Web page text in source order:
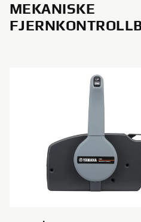
MEKANISKE